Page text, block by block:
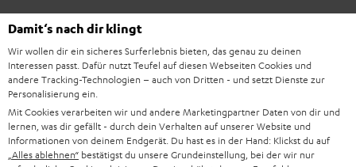
Damit‘s nach dir klingt
Wir wollen dir ein sicheres Surferlebnis bieten, das genau zu deinen
Interessen passt. Dafür nutzt Teufel auf diesen Webseiten Cookies und
andere Tracking-Technologien – auch von Dritten - und setzt Dienste zur
Personalisierung ein.
Mit Cookies verarbeiten wir und andere Marketingpartner Daten von dir und
lernen, was dir gefällt - durch dein Verhalten auf unserer Website und
Informationen von deinem Endgerät. Du hast es in der Hand: Klickst du auf
„Alles ablehnen“ bestätigst du unsere Grundeinstellung, bei der wir nur